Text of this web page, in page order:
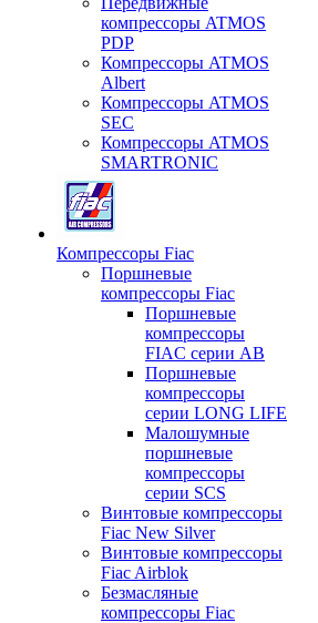
компрессоры ATMOS
PDP
Компрессоры ATMOS
Albert
Компрессоры ATMOS
SEC
Компрессоры ATMOS
SMARTRONIC
Компрессоры Fiac
Поршневые
компрессоры Fiac
Поршневые
компрессоры
FIAC серии AB
Поршневые
компрессоры
серии LONG LIFE
Малошумные
поршневые
компрессоры
серии SCS
Винтовые компрессоры
Fiac New Silver
Винтовые компрессоры
Fiac Airblok
Безмасляные
компрессоры Fiac